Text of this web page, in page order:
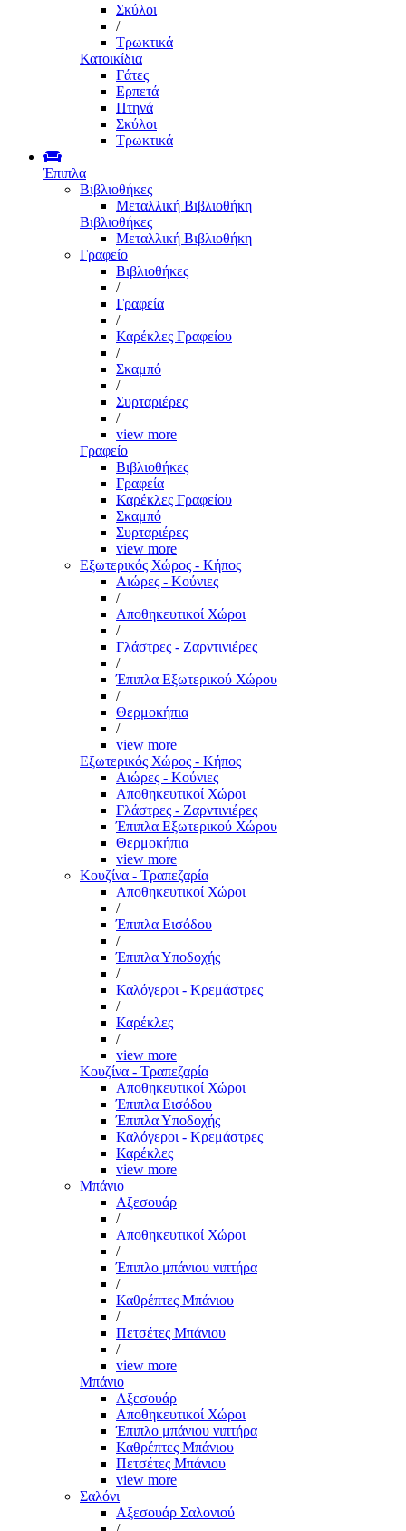
Σκύλοι
/
Τρωκτικά
Κατοικίδια
Γάτες
Ερπετά
Πτηνά
Σκύλοι
Τρωκτικά
Έπιπλα
Βιβλιοθήκες
Μεταλλική Βιβλιοθήκη
Βιβλιοθήκες
Μεταλλική Βιβλιοθήκη
Γραφείο
Βιβλιοθήκες
/
Γραφεία
/
Καρέκλες Γραφείου
/
Σκαμπό
/
Συρταριέρες
/
view more
Γραφείο
Βιβλιοθήκες
Γραφεία
Καρέκλες Γραφείου
Σκαμπό
Συρταριέρες
view more
Εξωτερικός Χώρος - Κήπος
Αιώρες - Κούνιες
/
Αποθηκευτικοί Χώροι
/
Γλάστρες - Ζαρντινιέρες
/
Έπιπλα Εξωτερικού Χώρου
/
Θερμοκήπια
/
view more
Εξωτερικός Χώρος - Κήπος
Αιώρες - Κούνιες
Αποθηκευτικοί Χώροι
Γλάστρες - Ζαρντινιέρες
Έπιπλα Εξωτερικού Χώρου
Θερμοκήπια
view more
Κουζίνα - Τραπεζαρία
Αποθηκευτικοί Χώροι
/
Έπιπλα Εισόδου
/
Έπιπλα Υποδοχής
/
Καλόγεροι - Κρεμάστρες
/
Καρέκλες
/
view more
Κουζίνα - Τραπεζαρία
Αποθηκευτικοί Χώροι
Έπιπλα Εισόδου
Έπιπλα Υποδοχής
Καλόγεροι - Κρεμάστρες
Καρέκλες
view more
Μπάνιο
Αξεσουάρ
/
Αποθηκευτικοί Χώροι
/
Έπιπλο μπάνιου νιπτήρα
/
Καθρέπτες Μπάνιου
/
Πετσέτες Μπάνιου
/
view more
Μπάνιο
Αξεσουάρ
Αποθηκευτικοί Χώροι
Έπιπλο μπάνιου νιπτήρα
Καθρέπτες Μπάνιου
Πετσέτες Μπάνιου
view more
Σαλόνι
Αξεσουάρ Σαλονιού